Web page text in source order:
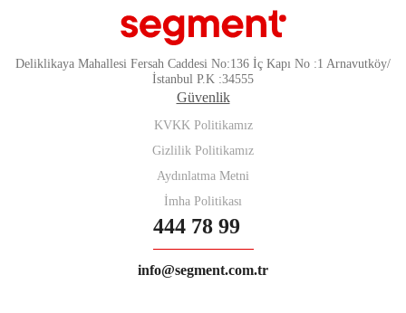
Deliklikaya Mahallesi Fersah Caddesi No:136 İç Kapı No :1 Arnavutköy/
İstanbul P.K :34555
Güvenlik
KVKK Politikamız
Gizlilik Politikamız
Aydınlatma Metni
İmha Politikası
444 78 99
info@segment.com.tr